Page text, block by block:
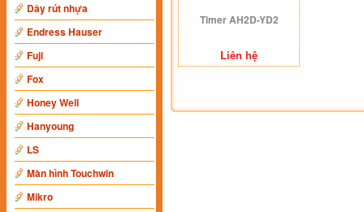
Dây rút nhựa
Endress Hauser
Fuji
Fox
Honey Well
Hanyoung
LS
Màn hình Touchwin
Mikro
Timer AH2D-YD2
Liên hệ